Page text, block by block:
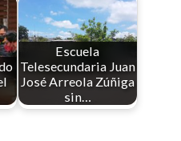
Escuela
Telesecundaria Juan
José Arreola Zúñiga
sin…